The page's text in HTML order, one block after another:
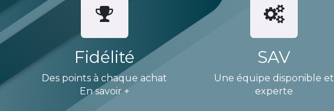
Fidélité
Des points à chaque achat
En savoir +
SAV
Une équipe disponible et
experte